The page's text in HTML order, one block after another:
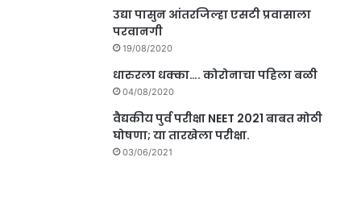
उद्या पासुन आंतरजिल्हा एसटी प्रवासाला
परवानगी
19/08/2020
धारुरला धक्का…. कोरोनाचा पहिला बळी
04/08/2020
वैद्यकीय पुर्व परीक्षा NEET 2021 बाबत मोठी
घोषणा; या तारखेला परीक्षा.
03/06/2021